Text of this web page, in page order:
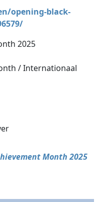
opening-black-
2025
/ Internationaal
Month 2025